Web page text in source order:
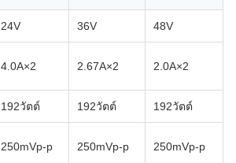
24V 36V 48V
4.0A×2 2.67A×2 2.0A×2
192วัตต์ 192วัตต์ 192วัตต์
250mVp-p 250mVp-p 250mVp-p